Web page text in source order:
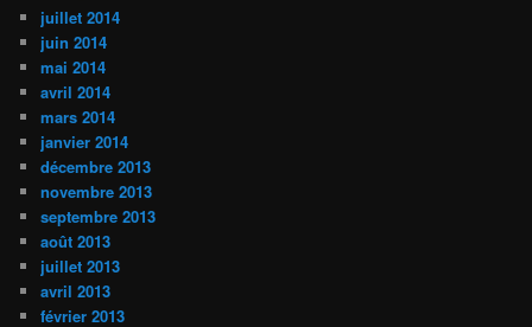
juillet 2014
juin 2014
mai 2014
avril 2014
mars 2014
janvier 2014
décembre 2013
novembre 2013
septembre 2013
août 2013
juillet 2013
avril 2013
février 2013